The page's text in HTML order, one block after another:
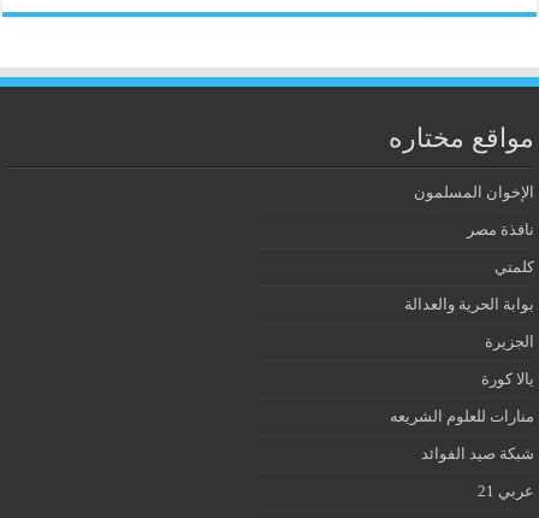
مواقع مختاره
الإخوان المسلمون
نافذة مصر
كلمتي
بوابة الحرية والعدالة
الجزيرة
يالا كورة
منارات للعلوم الشريعه
شبكة صيد الفوائد
عربي 21